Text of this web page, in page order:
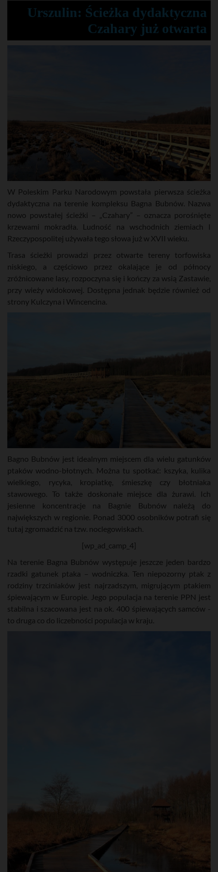
Urszulin: Ścieżka dydaktyczna
Czahary już otwarta
W Poleskim Parku Narodowym powstała pierwsza ścieżka
dydaktyczna na terenie kompleksu Bagna Bubnów. Nazwa
nowo powstałej ścieżki – „Czahary” – oznacza porośnięte
krzewami mokradła. Ludność na wschodnich ziemiach I
Rzeczypospolitej używała tego słowa już w XVII wieku.
Trasa ścieżki prowadzi przez otwarte tereny torfowiska
niskiego, a częściowo przez okalające je od północy
zróżnicowane lasy, rozpoczyna się i kończy za wsią Zastawie,
przy wieży widokowej. Dostępna jednak będzie również od
strony Kulczyna i Wincencina.
Bagno Bubnów jest idealnym miejscem dla wielu gatunków
ptaków wodno-błotnych. Można tu spotkać: kszyka, kulika
wielkiego, rycyka, kropiatkę, śmieszkę czy błotniaka
stawowego. To także doskonałe miejsce dla żurawi. Ich
jesienne koncentracje na Bagnie Bubnów należą do
największych w regionie. Ponad 3000 osobników potrafi się
tutaj zgromadzić na tzw. noclegowiskach.
[wp_ad_camp_4]
Na terenie Bagna Bubnów występuje jeszcze jeden bardzo
rzadki gatunek ptaka – wodniczka. Ten niepozorny ptak z
rodziny trzciniaków jest najrzadszym, migrującym ptakiem
śpiewającym w Europie. Jego populacja na terenie PPN jest
stabilna i szacowana jest na ok. 400 śpiewających samców -
to druga co do liczebności populacja w kraju.